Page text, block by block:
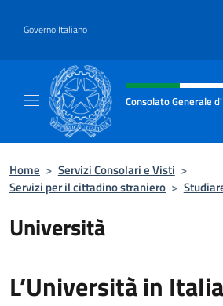
Governo Italiano
Intestazione sito,
Consolato Generale
Home > Servizi Consolari e Visti >
Servizi per il cittadino straniero >
Università
L’Università in Italia